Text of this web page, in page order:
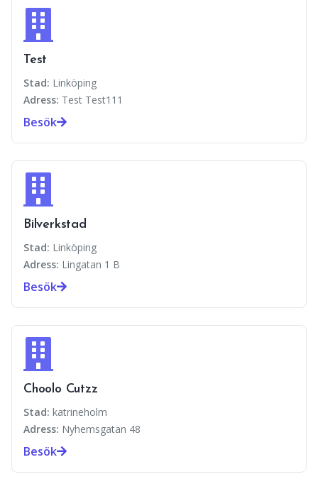
Test
Stad: Linköping
Adress: Test Test111
Besök
Bilverkstad
Stad: Linköping
Adress: Lingatan 1 B
Besök
Choolo Cutzz
Stad: katrineholm
Adress: Nyhemsgatan 48
Besök